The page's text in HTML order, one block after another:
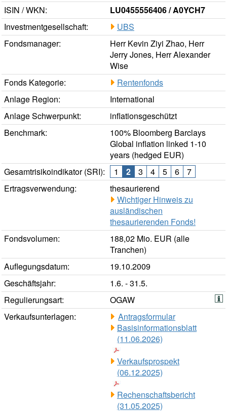
ISIN / WKN:
LU0455556406 / A0YCH7
Investmentgesellschaft:
UBS
Fondsmanager:
Herr Kevin Ziyi Zhao, Herr
Jerry Jones, Herr Alexander
Wise
Fonds Kategorie:
Rentenfonds
Anlage Region:
International
Anlage Schwerpunkt:
inflationsgeschützt
Benchmark:
100% Bloomberg Barclays
Global inflation linked 1-10
years (hedged EUR)
Gesamtrisikoindikator (SRI):
1 2 3 4 5 6
7
Ertragsverwendung:
thesaurierend
Wichtiger Hinweis zu
ausländischen
thesaurierenden Fonds!
Fondsvolumen:
188,02 Mio. EUR (alle
Tranchen)
Auflegungsdatum:
19.10.2009
Geschäftsjahr:
1.6. - 31.5.
Regulierungsart:
OGAW
Verkaufsunterlagen:
Antragsformular
Basisinformationsblatt
(11.06.2026)
Verkaufsprospekt
(06.12.2025)
Rechenschaftsbericht
(31.05.2025)